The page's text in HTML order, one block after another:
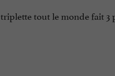
tout le monde fait